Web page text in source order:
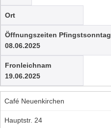
Ort
Öffnungszeiten Pfingstsonntag
08.06.2025
Fronleichnam
19.06.2025
Café Neuenkirchen
Hauptstr. 24